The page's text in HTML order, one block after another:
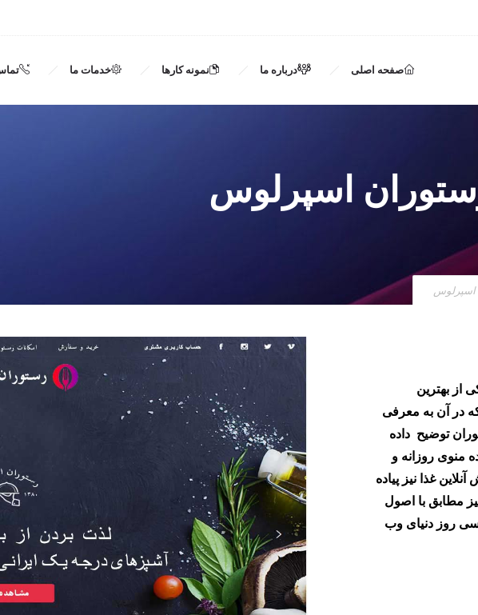
صفحه اصلی درباره ما نمونه کارها خدمات ما
اسپرلوس
از بهترین
در آن به معرفی
توضیح داده
منوی روزانه و
غذا نیز پیاده
مطابق با اصول
روز دنیای وب